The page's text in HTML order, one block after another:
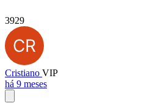
3929
Cristiano VIP
há 9 meses